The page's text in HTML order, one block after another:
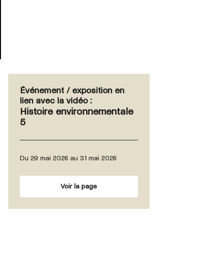
Événement / exposition en
lien avec la vidéo :
Histoire environnementale
5
Du 29 mai 2026 au 31 mai 2026
Voir la page